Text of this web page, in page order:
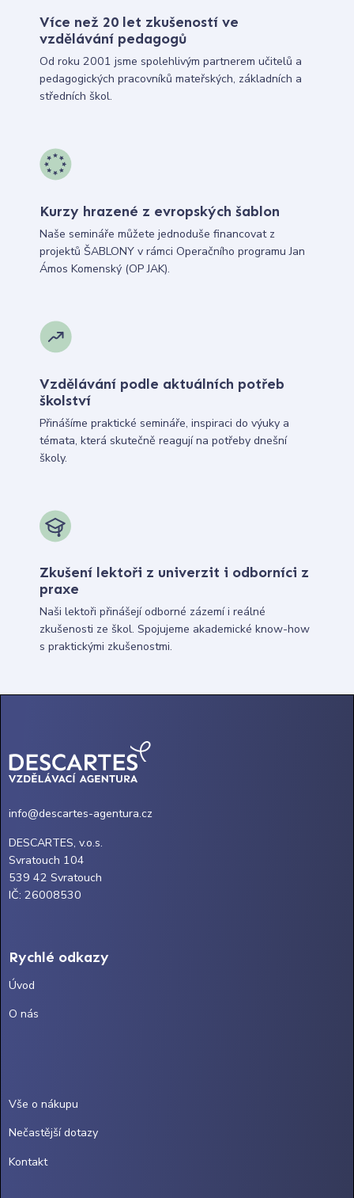
Více než 20 let zkušeností ve
vzdělávání pedagogů
Od roku 2001 jsme spolehlivým partnerem učitelů a
pedagogických pracovníků mateřských, základních a
středních škol.
Kurzy hrazené z evropských šablon
Naše semináře můžete jednoduše financovat z
projektů ŠABLONY v rámci Operačního programu Jan
Ámos Komenský (OP JAK).
Vzdělávání podle aktuálních potřeb
školství
Přinášíme praktické semináře, inspiraci do výuky a
témata, která skutečně reagují na potřeby dnešní
školy.
Zkušení lektoři z univerzit i odborníci z
praxe
Naši lektoři přinášejí odborné zázemí i reálné
zkušenosti ze škol. Spojujeme akademické know-how
s praktickými zkušenostmi.
info@descartes-agentura.cz
DESCARTES, v.o.s.
Svratouch 104
539 42 Svratouch
IČ: 26008530
Rychlé odkazy
Úvod
O nás
Vše o nákupu
Nečastější dotazy
Kontakt